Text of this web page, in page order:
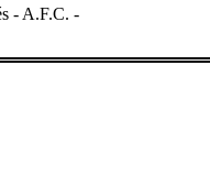
- A.F.C. -